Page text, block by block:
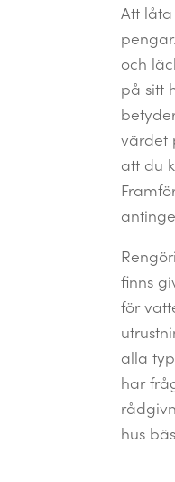
Att
och
på sitt
värdet
att du
finns
för
alla
har
hus